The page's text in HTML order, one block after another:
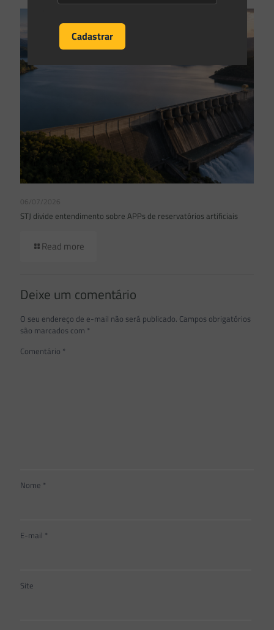
06/07/2026
STJ divide entendimento sobre APPs de reservatórios artificiais
Read more
Deixe um comentário
O seu endereço de e-mail não será publicado. Campos obrigatórios
são marcados com *
Comentário *
Nome *
E-mail *
Site